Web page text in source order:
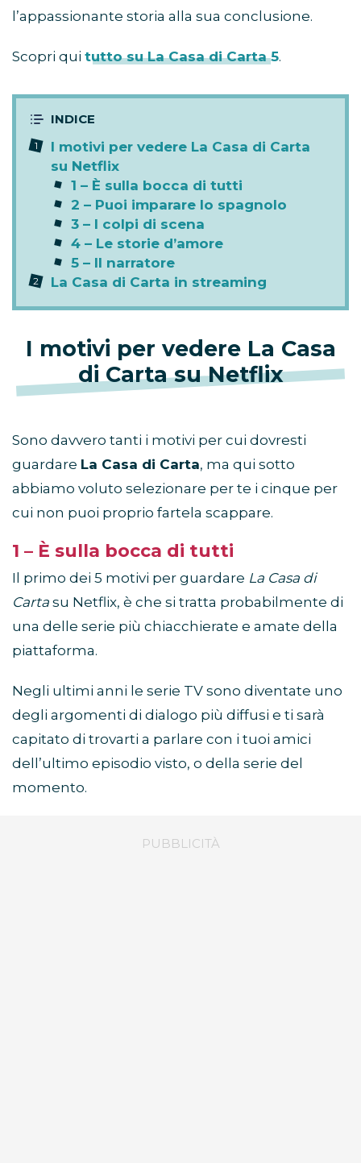
l’appassionante storia alla sua conclusione.
Scopri qui tutto su La Casa di Carta 5.
I motivi per vedere La Casa di Carta
su Netflix
1 – È sulla bocca di tutti
2 – Puoi imparare lo spagnolo
3 – I colpi di scena
4 – Le storie d’amore
5 – Il narratore
La Casa di Carta in streaming
I motivi per vedere La Casa
di Carta su Netflix
Sono davvero tanti i motivi per cui dovresti
guardare La Casa di Carta, ma qui sotto
abbiamo voluto selezionare per te i cinque per
cui non puoi proprio fartela scappare.
1 – È sulla bocca di tutti
Il primo dei 5 motivi per guardare La Casa di
Carta su Netflix, è che si tratta probabilmente di
una delle serie più chiacchierate e amate della
piattaforma.
Negli ultimi anni le serie TV sono diventate uno
degli argomenti di dialogo più diffusi e ti sarà
capitato di trovarti a parlare con i tuoi amici
dell’ultimo episodio visto, o della serie del
momento.